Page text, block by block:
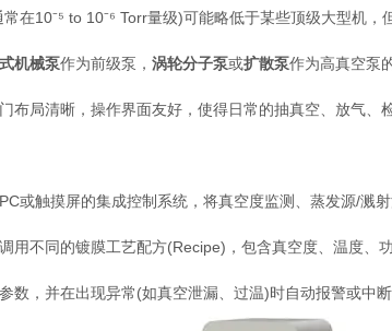
常在10⁻⁵ to 10⁻⁶ Torr量级)可能略低于某些顶级大型机
机械泵作为前级泵， 涡轮分子泵或扩散泵作为高真空泵
布局清晰，操作界面友好，使得日常的抽真空、放气、
或触摸屏的集成控制系统，将真空度监测、蒸发源/溅
用不同的镀膜工艺配方(Recipe)，包含真空度、温度、
数，并在出现异常(如真空泄漏、过温)时自动报警或中